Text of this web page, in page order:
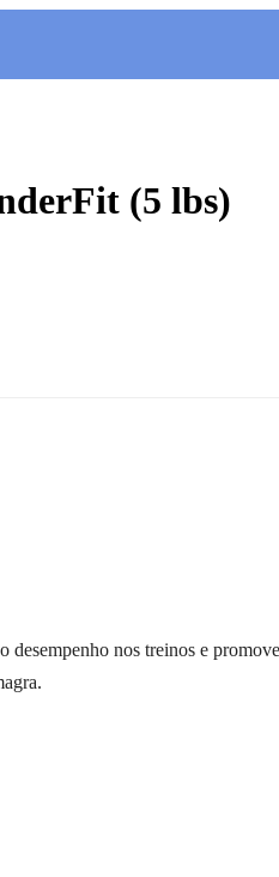
(5 lbs)
nos treinos e